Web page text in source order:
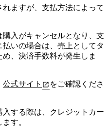
ますが、支払方法によって
入がキャンセルとなり、支
いの場合は、売上としてタ
、決済手数料が発生しま
公式サイト
をご確認くださ
する際は、クレジットカー
す。